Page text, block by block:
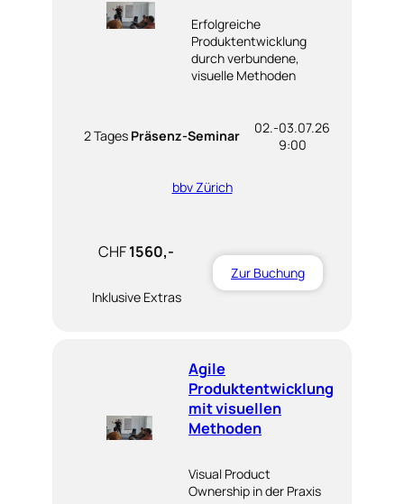
Erfolgreiche
Produktentwicklung
durch verbundene,
visuelle Methoden
2 Tages Präsenz-Seminar
02.-03.07.26
9:00
bbv Zürich
CHF1560,-
Inklusive Extras
Zur Buchung
Agile
Produktentwicklung
mit visuellen
Methoden
Visual Product
Ownership in der Praxis